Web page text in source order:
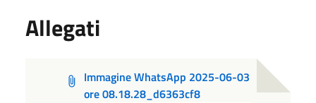
Allegati
Immagine WhatsApp 2025-06-03
ore 08.18.28_d6363cf8